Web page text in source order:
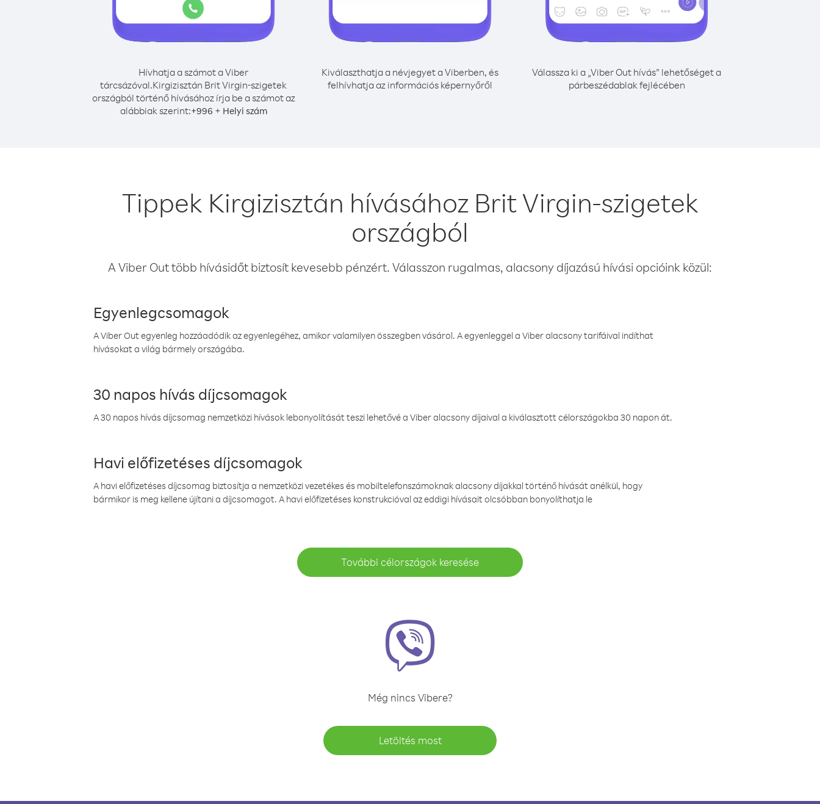
Hívhatja a számot a Viber
tárcsázóval.Kirgizisztán Brit Virgin-szigetek
országból történő hívásához írja be a számot az
alábbiak szerint:+996 + Helyi szám
Kiválaszthatja a névjegyet a Viberben, és
felhívhatja az információs képernyőről
Válassza ki a „Viber Out hívás” lehetőséget a
párbeszédablak fejlécében
Tippek Kirgizisztán hívásához Brit Virgin-szigetek
országból
A Viber Out több hívásidőt biztosít kevesebb pénzért. Válasszon rugalmas, alacsony díjazású hívási opcióink közül:
Egyenlegcsomagok
A Viber Out egyenleg hozzáadódik az egyenlegéhez, amikor valamilyen összegben vásárol. A egyenleggel a Viber alacsony tarifáival indíthat
hívásokat a világ bármely országába.
30 napos hívás díjcsomagok
A 30 napos hívás díjcsomag nemzetközi hívások lebonyolítását teszi lehetővé a Viber alacsony díjaival a kiválasztott célországokba 30 napon át.
Havi előfizetéses díjcsomagok
A havi előfizetéses díjcsomag biztosítja a nemzetközi vezetékes és mobiltelefonszámoknak alacsony díjakkal történő hívását anélkül, hogy
bármikor is meg kellene újítani a díjcsomagot. A havi előfizetéses konstrukcióval az eddigi hívásait olcsóbban bonyolíthatja le
További célországok keresése
Még nincs Vibere?
Letöltés most